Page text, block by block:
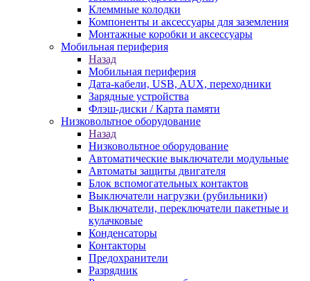
Клеммные колодки
Компоненты и аксессуары для заземления
Монтажные коробки и аксессуары
Мобильная периферия
Назад
Мобильная периферия
Дата-кабели, USB, AUX, переходники
Зарядные устройства
Флэш-диски / Карта памяти
Низковольтное оборудование
Назад
Низковольтное оборудование
Автоматические выключатели модульные
Автоматы защиты двигателя
Блок вспомогательных контактов
Выключатели нагрузки (рубильники)
Выключатели, переключатели пакетные и
кулачковые
Конденсаторы
Контакторы
Предохранители
Разрядник